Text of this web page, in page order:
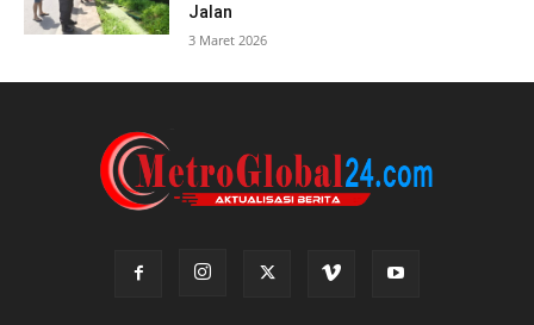
Jalan
3 Maret 2026